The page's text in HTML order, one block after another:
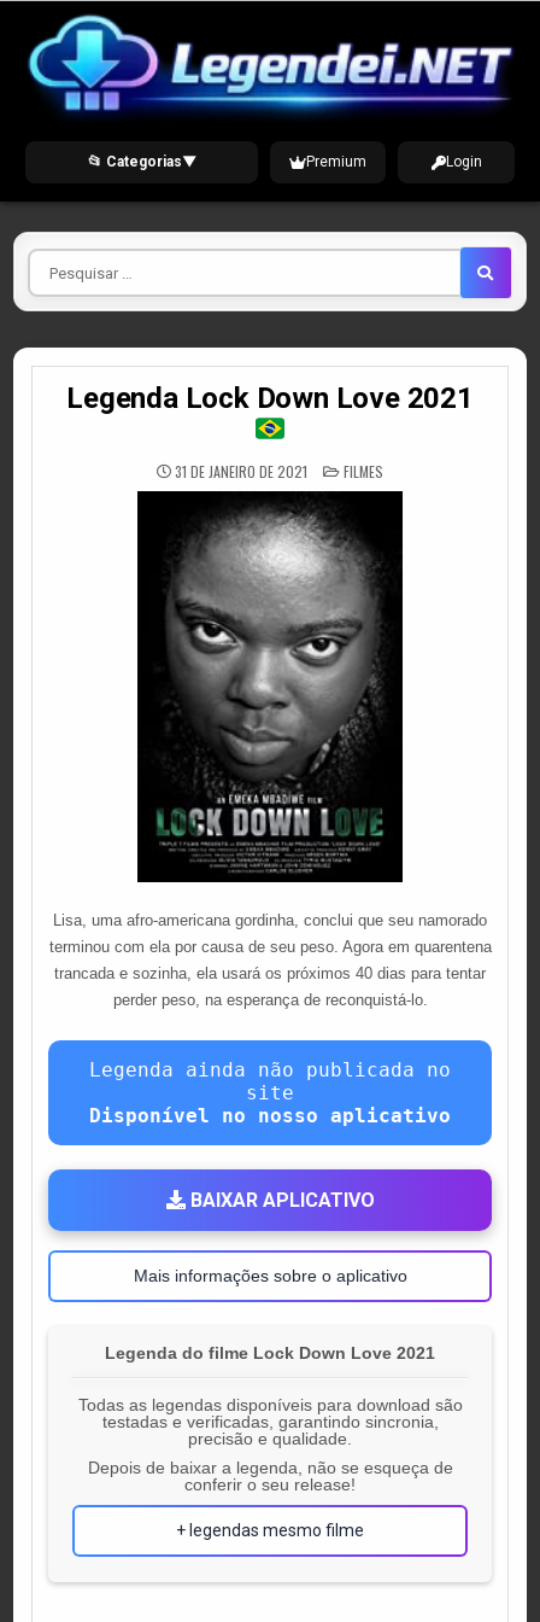
content
📂 Categorias▼ Premium Login
Pesquisar
por
Legenda Lock Down Love 2021
31 DE JANEIRO DE 2021 POSTED
IN
FILMES
Lisa, uma afro-americana gordinha, conclui que seu namorado
terminou com ela por causa de seu peso. Agora em quarentena
trancada e sozinha, ela usará os próximos 40 dias para tentar
perder peso, na esperança de reconquistá-lo.
Legenda ainda não publicada no
site
Disponível no nosso aplicativo
BAIXAR APLICATIVO
Mais informações sobre o aplicativo
Legenda do filme Lock Down Love 2021
Todas as legendas disponíveis para download são
testadas e verificadas, garantindo sincronia,
precisão e qualidade.
Depois de baixar a legenda, não se esqueça de
conferir o seu release!
+ legendas mesmo filme